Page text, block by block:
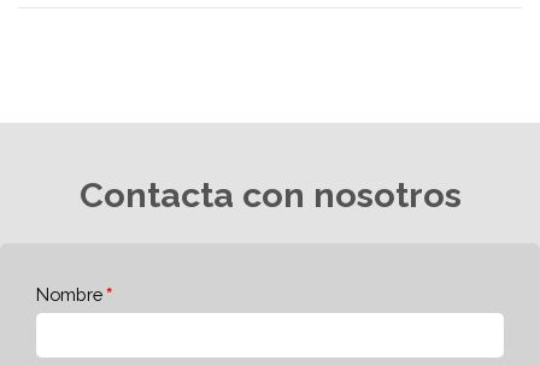
Contacta con nosotros
Nombre